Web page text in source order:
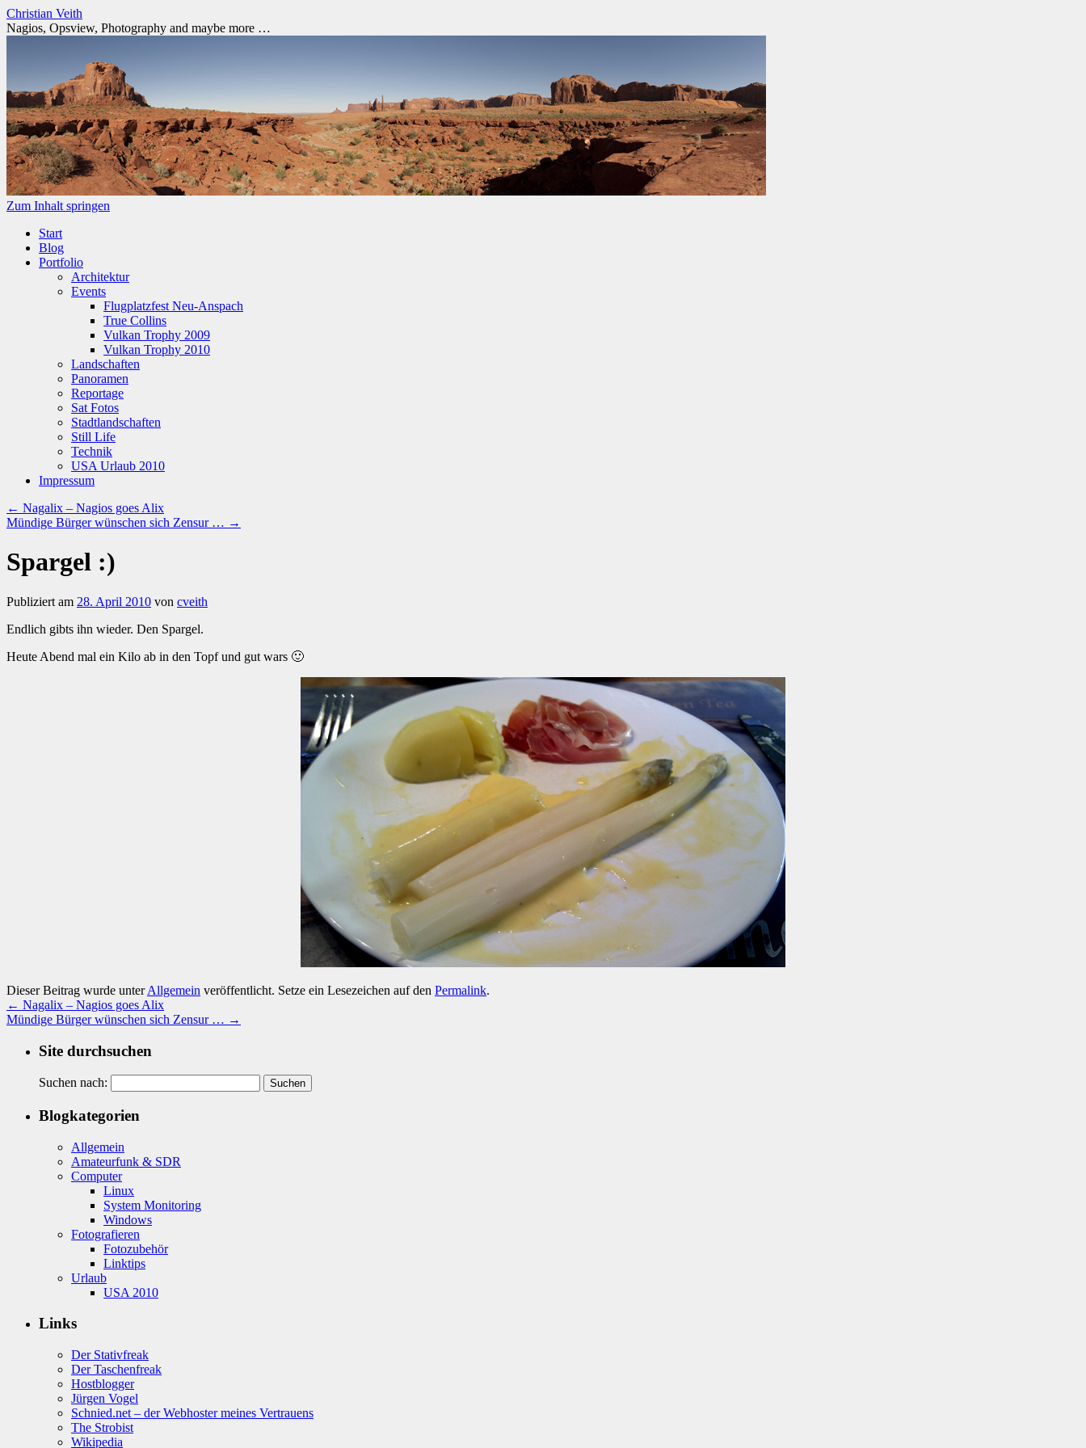
Christian Veith
Nagios, Opsview, Photography and maybe more …
Zum Inhalt springen
Start
Blog
Portfolio
Architektur
Events
Flugplatzfest Neu-Anspach
True Collins
Vulkan Trophy 2009
Vulkan Trophy 2010
Landschaften
Panoramen
Reportage
Sat Fotos
Stadtlandschaften
Still Life
Technik
USA Urlaub 2010
Impressum
← Nagalix – Nagios goes Alix
Mündige Bürger wünschen sich Zensur … →
Spargel :)
Publiziert am 28. April 2010 von cveith
Endlich gibts ihn wieder. Den Spargel.
Heute Abend mal ein Kilo ab in den Topf und gut wars 🙂
Dieser Beitrag wurde unterAllgemein veröffentlicht. Setze ein Lesezeichen auf den Permalink.
← Nagalix – Nagios goes Alix
Mündige Bürger wünschen sich Zensur … →
Site durchsuchen
Suchen nach:
Blogkategorien
Allgemein
Amateurfunk & SDR
Computer
Linux
System Monitoring
Windows
Fotografieren
Fotozubehör
Linktips
Urlaub
USA 2010
Links
Der Stativfreak
Der Taschenfreak
Hostblogger
Jürgen Vogel
Schnied.net – der Webhoster meines Vertrauens
The Strobist
Wikipedia